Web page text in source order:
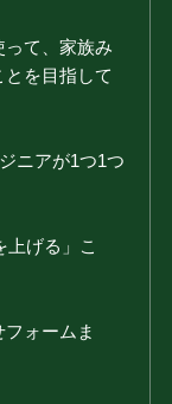
て、家族み
を目指して
ニアが1つ1つ
げる」こ
ォームま